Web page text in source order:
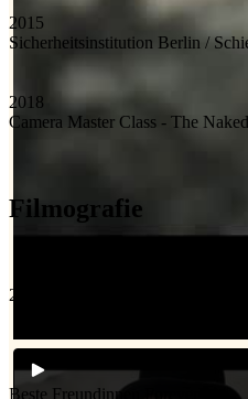
2015
Sicherheitsinstitution Berlin /
2018
Camera Master Class - The
Filmografie
2024
Beste Freundinnen Forever